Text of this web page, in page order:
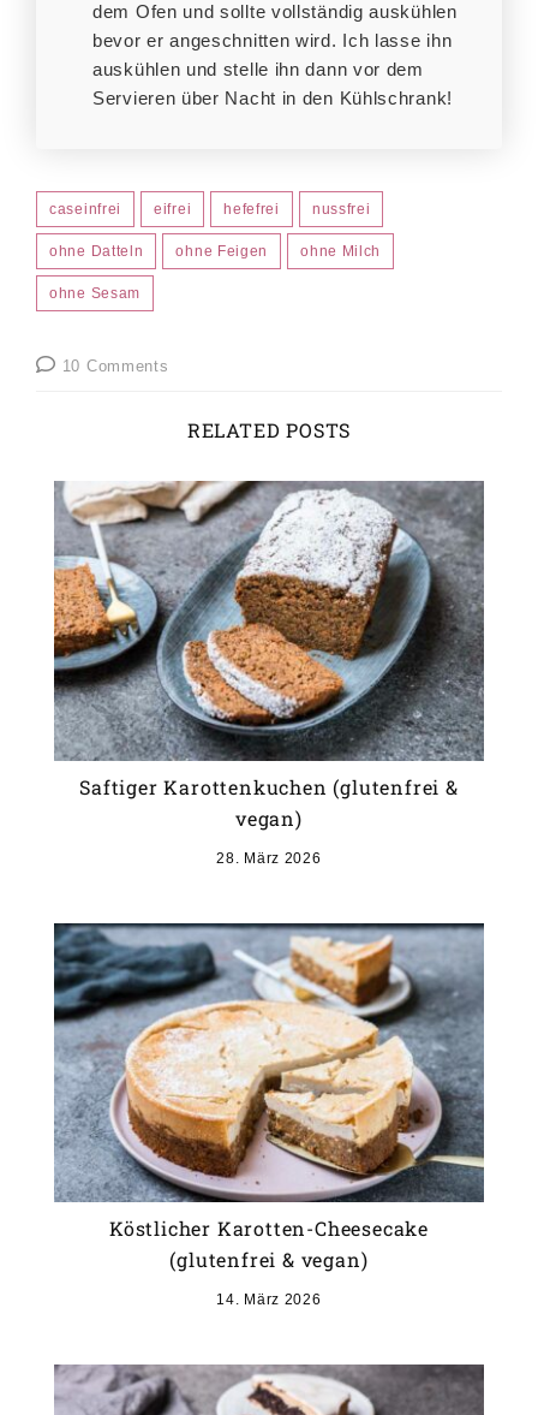
dem Ofen und sollte vollständig auskühlen
bevor er angeschnitten wird. Ich lasse ihn
auskühlen und stelle ihn dann vor dem
Servieren über Nacht in den Kühlschrank!
caseinfrei eifrei hefefrei nussfrei
ohne Datteln ohne Feigen ohne Milch
ohne Sesam
10 Comments
RELATED POSTS
Saftiger Karottenkuchen (glutenfrei &
vegan)
28. März 2026
Köstlicher Karotten-Cheesecake
(glutenfrei & vegan)
14. März 2026